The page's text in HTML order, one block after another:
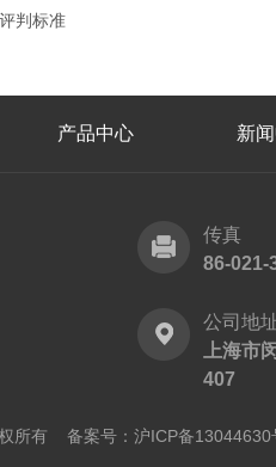
判标准
产品中心 新
传真
86-021-
公司地
上海市
407
权所有 备案号：沪ICP备13044630